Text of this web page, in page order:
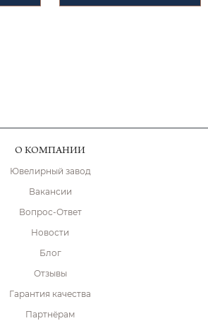
О КОМПАНИИ
Ювелирный завод
Вакансии
Вопрос-Ответ
Новости
Блог
Отзывы
Гарантия качества
Партнёрам